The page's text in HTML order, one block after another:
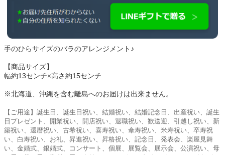
手のひらサイズのバラのアレンジメント♪
【商品サイズ】
幅約13センチ×高さ約15センチ
※北海道、沖縄を含む離島へのお届けは出来ません。
【ご用途】誕生日、誕生日祝い、結婚祝い、結婚記念日、出産祝い、誕生
日プレゼント、開業祝い、開店祝い、退職祝い、歓送迎、引越し祝い、新
築祝い、還暦祝い、古希祝い、喜寿祝い、傘寿祝い、米寿祝い、卒寿祝
い、白寿祝い、お礼、昇進祝い、昇格祝い、記念日、発表会、楽屋見舞
い、金婚式、銀婚式、コンサート、個展、展覧会、展示会、公演祝い、母